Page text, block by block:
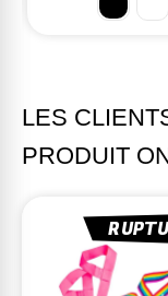
LES
PRODUIT